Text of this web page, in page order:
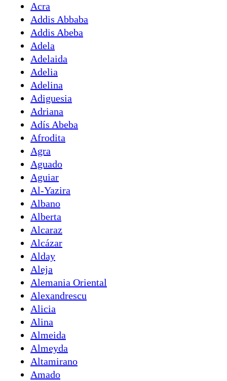
Acra
Addis Abbaba
Addis Abeba
Adela
Adelaida
Adelia
Adelina
Adiguesia
Adriana
Adís Abeba
Afrodita
Agra
Aguado
Aguiar
Al-Yazira
Albano
Alberta
Alcaraz
Alcázar
Alday
Aleja
Alemania Oriental
Alexandrescu
Alicia
Alina
Almeida
Almeyda
Altamirano
Amado